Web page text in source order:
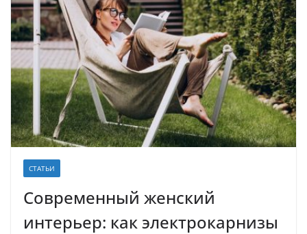
СТАТЬИ
Современный женский
интерьер: как электрокарнизы